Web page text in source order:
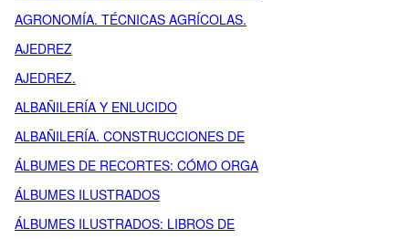
AGRONOMÍA. TÉCNICAS AGRÍCOLAS.
AJEDREZ
AJEDREZ.
ALBAÑILERÍA Y ENLUCIDO
ALBAÑILERÍA. CONSTRUCCIONES DE
ÁLBUMES DE RECORTES: CÓMO ORGA
ÁLBUMES ILUSTRADOS
ÁLBUMES ILUSTRADOS: LIBROS DE